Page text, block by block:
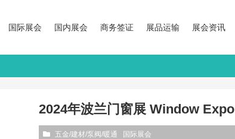
国际展会 国内展会 商务签证 展品运输 展会资讯
2024年波兰门窗展 Window Expo
五金/建材/泵阀/暖通 国际展会